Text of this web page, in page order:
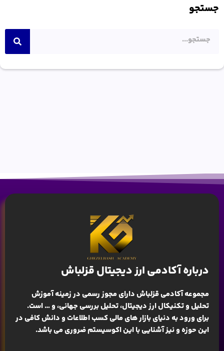
جستجو
درباره آکادمی ارز دیجیتال قزلباش
مجموعه آکادمی قزلباش دارای مجوز رسمی در زمینهآموزش
تحلیل و تکنیکال ارز دیجیتال، تحلیل بررسی جهانی، و … است.
برای ورود به دنیای بازار های مالی کسب اطلاعات و دانش کافی در
این حوزه و نیز آشنایی با این اکوسیستم ضروری می باشد.